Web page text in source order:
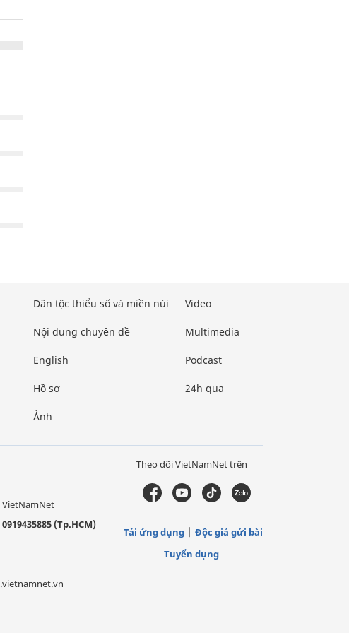
Dân tộc thiểu số và miền núi
Nội dung chuyên đề
English
Hồ sơ
Ảnh
Video
Multimedia
Podcast
24h qua
0919435885 (Tp.HCM)
Theo dõi VietNamNet trên
Tải ứng dụng
Độc giả gửi bài
Tuyển dụng